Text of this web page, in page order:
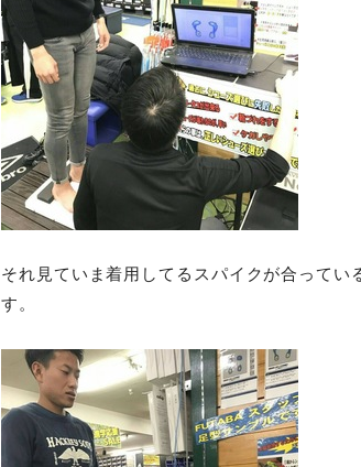
それ見ていま着用してるスパイクが合って
す。